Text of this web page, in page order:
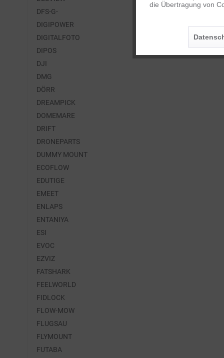
DFS-G-
DIGIPOWER
DIGITALFOTO
DIPOS
DJI
DMG
DÖRR
DREAMPICK
DOMEMARE
DRIFT
DRONEPARTS
DUMMY MOUNT
ECOFLOW
EDUTIGE
EMEET
ENLAPS
ENTANIYA
ESI
EVOC
EZVIZ
FATSHARK
FEELWORLD
FIDLOCK
FLOW-MOW
FLUGSAU
FLYMOUNT
FUTABA
Personalisierung
Service
die Übertragung von